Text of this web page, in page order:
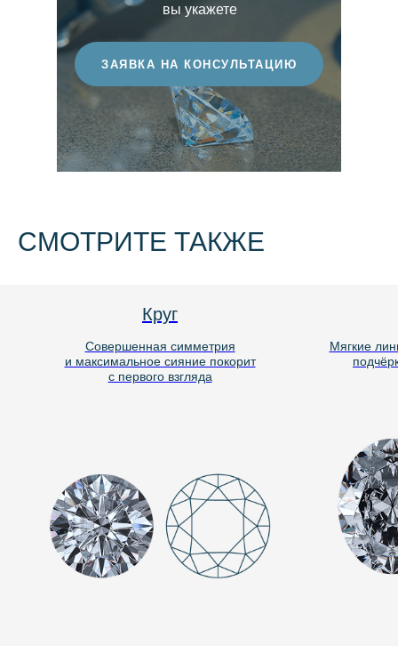
ЗАЯВКА НА КОНСУЛЬТАЦИЮ
вы укажете
СМОТРИТЕ ТАКЖЕ
Круг
Совершенная симметрия
и максимальное сияние покорит
с первого взгляда
Мягкие